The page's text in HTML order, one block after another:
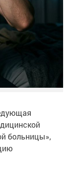
больницы»,